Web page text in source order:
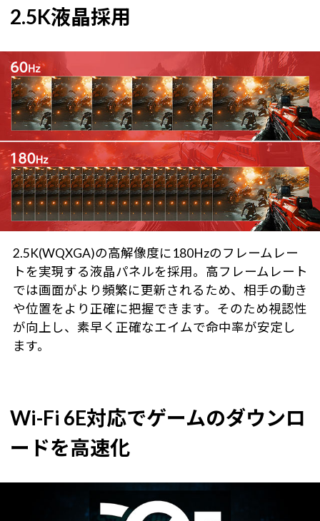
2.5K液晶採用
2.5K(WQXGA)の高解像度に180Hzのフレームレー
トを実現する液晶パネルを採用。高フレームレート
では画面がより頻繁に更新されるため、相手の動き
や位置をより正確に把握できます。そのため視認性
が向上し、素早く正確なエイムで命中率が安定し
ます。
Wi-Fi 6E対応でゲームのダウンロ
ードを高速化